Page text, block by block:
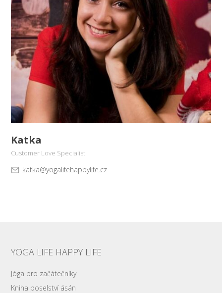
Katka
Customer Love Specialist
katka@yogalifehappylife.cz
YOGA LIFE HAPPY LIFE
Jóga pro začátečníky
Kniha poselství ásán